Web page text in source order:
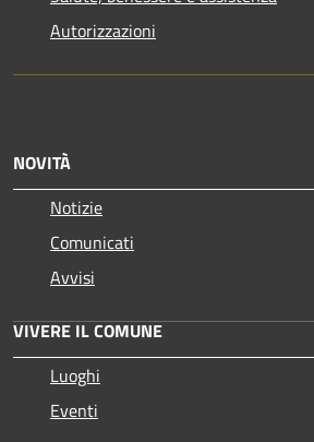
Autorizzazioni
NOVITÀ
Notizie
Comunicati
Avvisi
VIVERE IL COMUNE
Luoghi
Eventi